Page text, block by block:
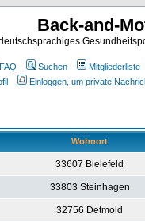
Back-and-
FAQ Suchen Mitgliederliste
Einloggen, um private
Wohnort
33607 Bielefeld
33803 Steinhagen
32756 Detmold